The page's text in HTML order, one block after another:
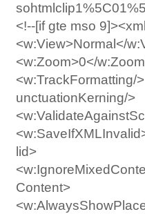
<!--[if gte mso
<w:View>Normal</
<w:Zoom>0</
<w:TrackFormatting/
unctuationKerning/>
lid>
Content>